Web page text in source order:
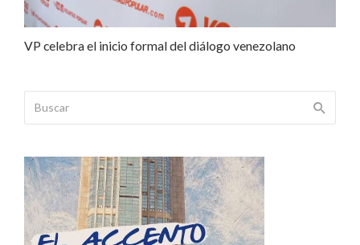
VP celebra el inicio formal del diálogo venezolano